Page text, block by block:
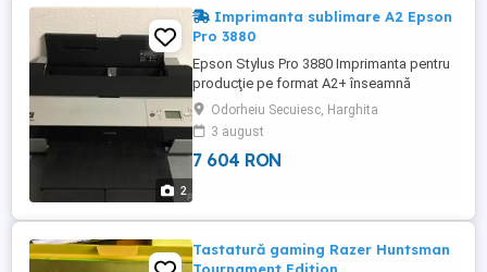
2
Imprimanta sublimare A2 Epson
Pro 3880
Epson Stylus Pro 3880 Imprimanta pentru
producţie pe format A2+ înseamnă
calitate fiabilitate şi un raport preţ calitate
excelent. A2 dimensiuni compac: calitate
profesională într-un dispozitiv cu
dimensiuni mici Cerneală de sublimare:
Odorheiu Secuiesc, Harghita
3 august
7 604 RON
Tastatură gaming Razer Huntsman